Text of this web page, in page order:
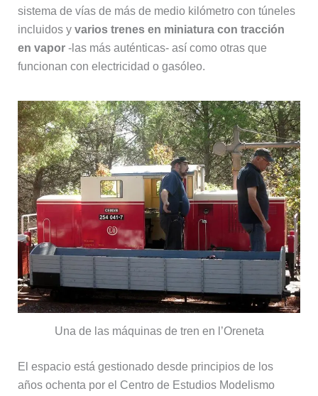
sistema de vías de más de medio kilómetro con túneles
incluidos y varios trenes en miniatura con tracción
en vapor-las más auténticas- así como otras que
funcionan con electricidad o gasóleo.
Una de las máquinas de tren en l’Oreneta
El espacio está gestionado desde principios de los
años ochenta por el Centro de Estudios Modelismo